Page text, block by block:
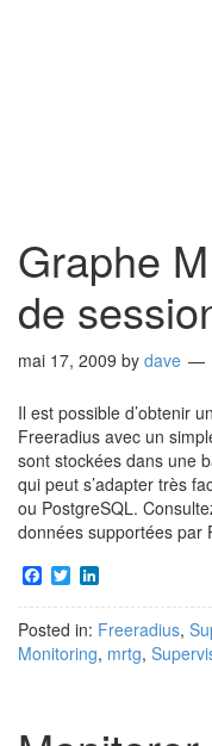
Graphe
de
mai 17, 2009 by dave
Il est possible d’obtenir
Freeradius avec un
sont stockées dans une
qui peut s’adapter très
ou PostgreSQL.
données supportées
Facebook
Twitter
Posted in: Freeradius,
Monitoring, mrtg,